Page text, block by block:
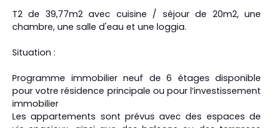
T2 de 39,77m2 avec cuisine / séjour de 20m2, une
chambre, une salle d'eau et une loggia.
Situation :
Programme immobilier neuf de 6 étages disponible
pour votre résidence principale ou pour l’investissement
immobilier
Les appartements sont prévus avec des espaces de